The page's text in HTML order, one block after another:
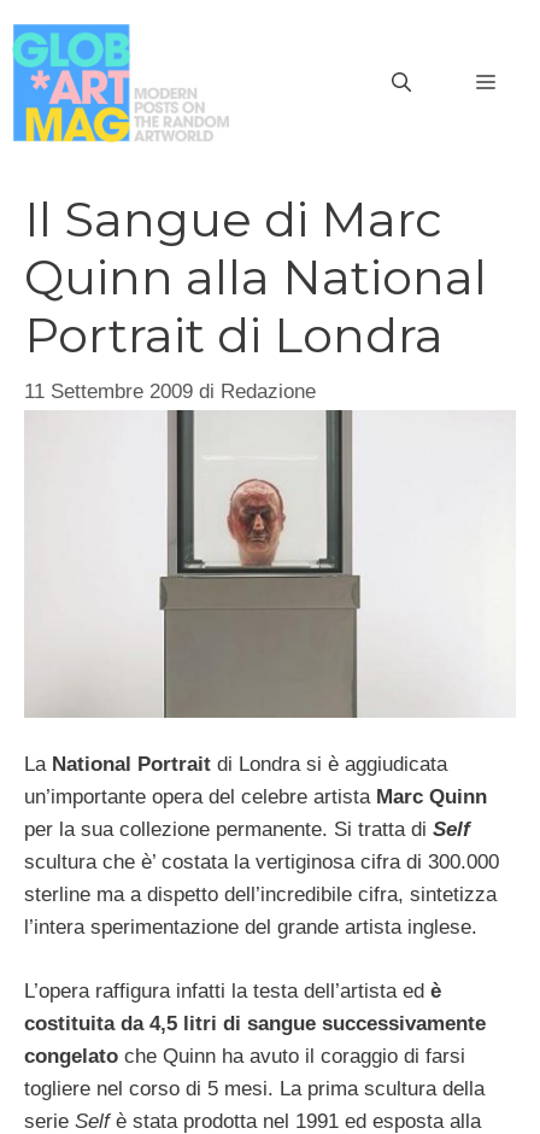
al
contenuto
Il Sangue di Marc
Quinn alla National
Portrait di Londra
11 Settembre 2009 di Redazione
La National Portrait di Londra si è aggiudicata
un’importante opera del celebre artista Marc Quinn
per la sua collezione permanente. Si tratta di Self
scultura che è’ costata la vertiginosa cifra di 300.000
sterline ma a dispetto dell’incredibile cifra, sintetizza
l’intera sperimentazione del grande artista inglese.
L’opera raffigura infatti la testa dell’artista ed è
costituita da 4,5 litri di sangue successivamente
congelato che Quinn ha avuto il coraggio di farsi
togliere nel corso di 5 mesi. La prima scultura della
serie Self è stata prodotta nel 1991 ed esposta alla